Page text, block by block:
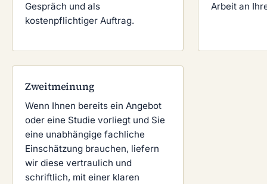
Gespräch und als
kostenpflichtiger Auftrag.
Arbeit an
Zweitmeinung
Wenn Ihnen bereits ein Angebot
oder eine Studie vorliegt und Sie
eine unabhängige fachliche
Einschätzung brauchen, liefern
wir diese vertraulich und
schriftlich, mit einer klaren